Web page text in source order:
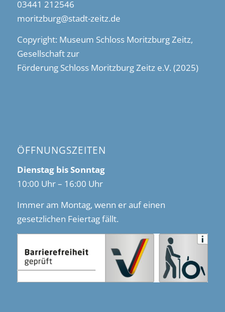
03441 212546
moritzburg@stadt-zeitz.de
Copyright: Museum Schloss Moritzburg Zeitz,
Gesellschaft zur
Förderung Schloss Moritzburg Zeitz e.V. (2025)
ÖFFNUNGSZEITEN
Dienstag bis Sonntag
10:00 Uhr – 16:00 Uhr
Immer am Montag, wenn er auf einen
gesetzlichen Feiertag fällt.